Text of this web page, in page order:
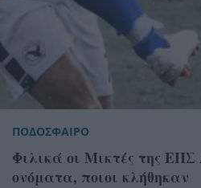
ΠΟΔΟΣΦΑΙΡΟ
Φιλικά οι Μικτές της
ονόματα, ποιοι κλήθηκαν